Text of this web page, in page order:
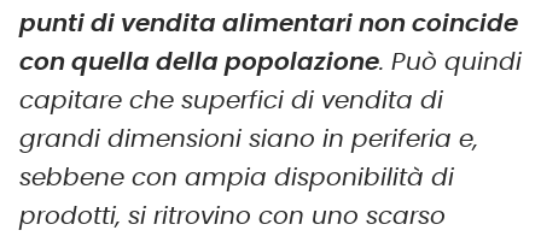
punti di vendita alimentari non coincide
con quella della popolazione. Può quindi
capitare che superfici di vendita di
grandi dimensioni siano in periferia e,
sebbene con ampia disponibilità di
prodotti, si ritrovino con uno scarso